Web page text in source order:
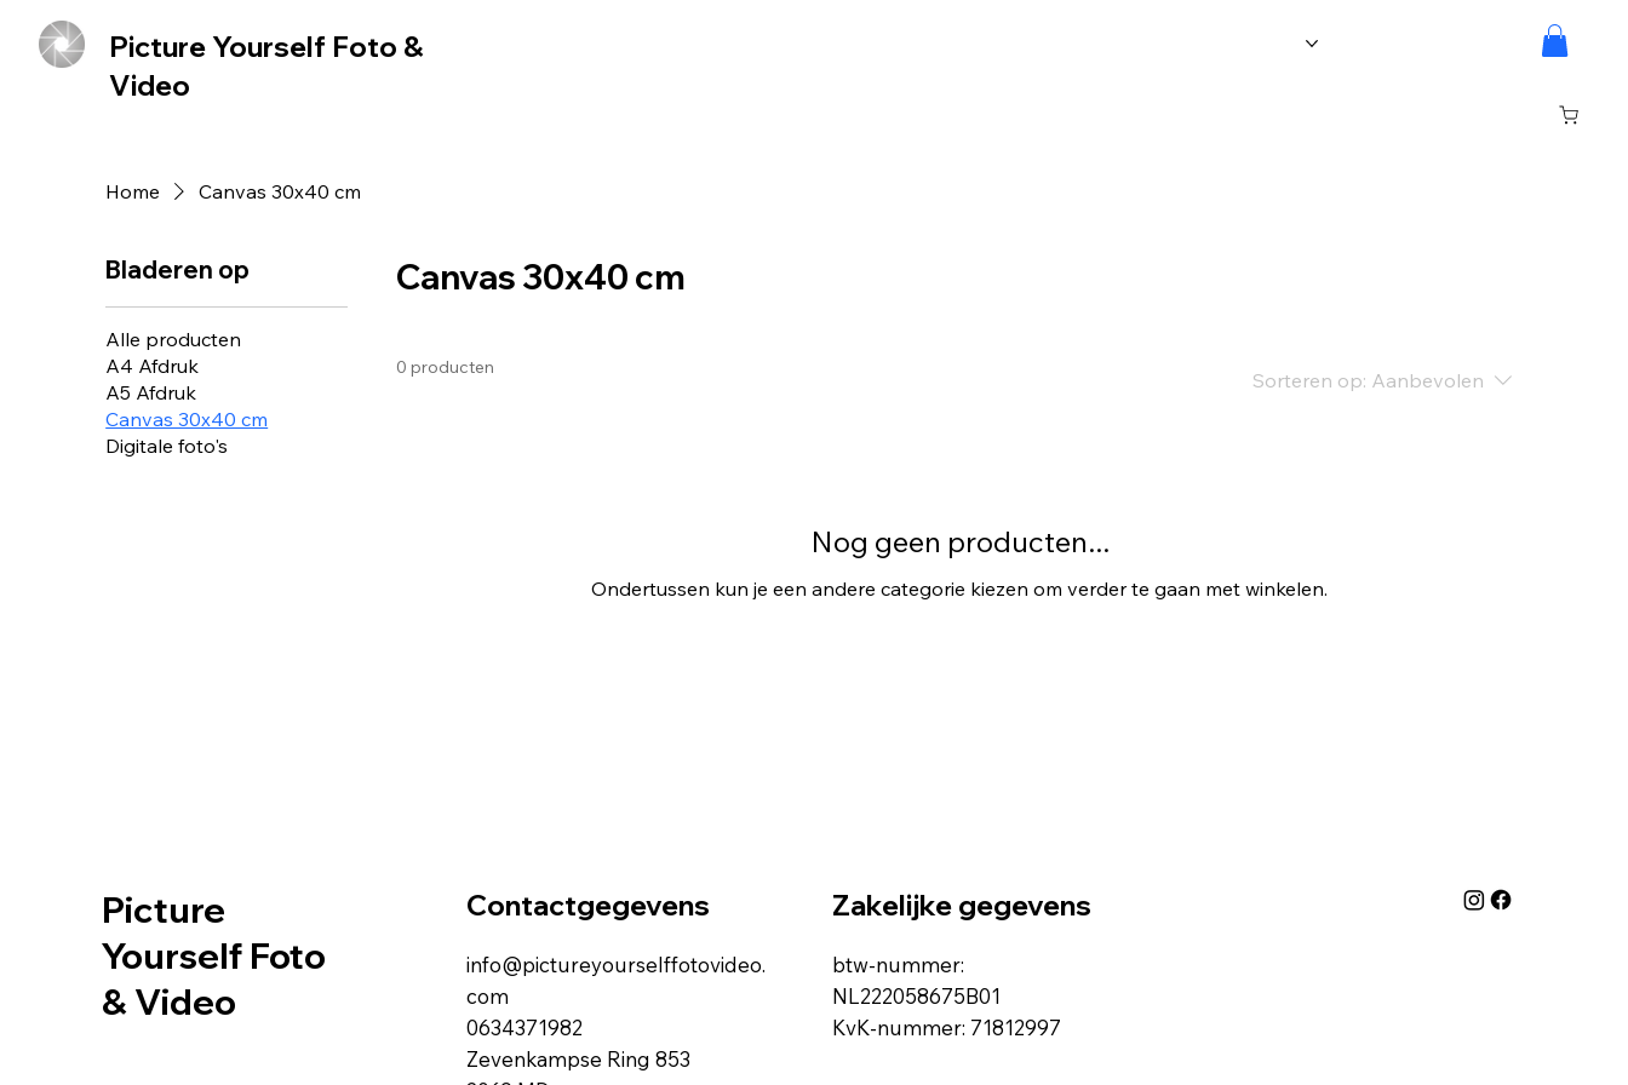
Picture Yourself Foto &
Video
Over Ons
Home Canvas 30x40 cm
Bladeren op
Alle producten
A4 Afdruk
A5 Afdruk
Canvas 30x40 cm
Digitale foto's
Canvas 30x40 cm
0 producten
Sorteren op: Aanbevolen
Nog geen producten...
Ondertussen kun je een andere categorie kiezen om verder te gaan met winkelen.
Picture
Yourself Foto
& Video
Contactgegevens
info@pictureyourselffotovideo.
com
0634371982
Zevenkampse Ring 853
Zakelijke gegevens
btw-nummer:
NL222058675B01
KvK-nummer: 71812997